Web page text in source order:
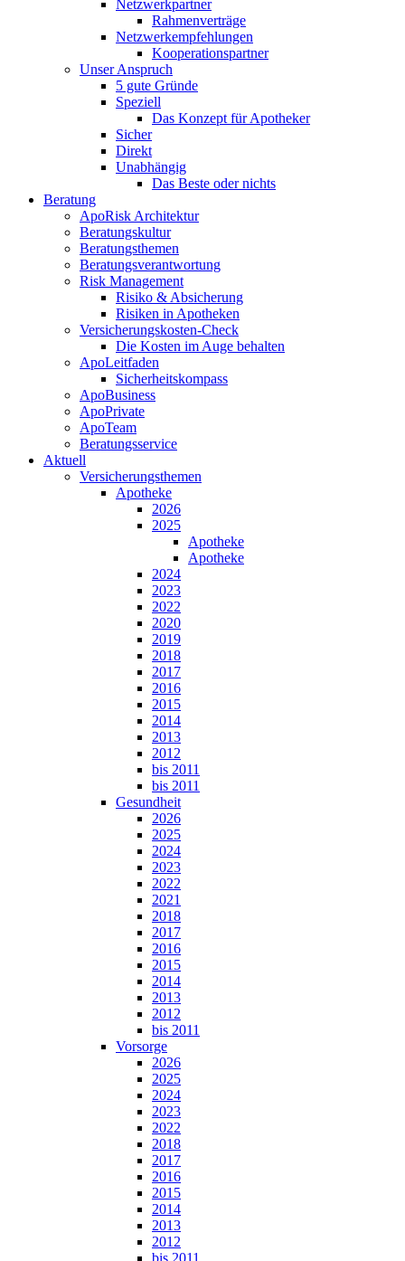
Netzwerkpartner
Rahmenverträge
Netzwerkempfehlungen
Kooperationspartner
Unser Anspruch
5 gute Gründe
Speziell
Das Konzept für Apotheker
Sicher
Direkt
Unabhängig
Das Beste oder nichts
Beratung
ApoRisk Architektur
Beratungskultur
Beratungsthemen
Beratungsverantwortung
Risk Management
Risiko & Absicherung
Risiken in Apotheken
Versicherungskosten-Check
Die Kosten im Auge behalten
ApoLeitfaden
Sicherheitskompass
ApoBusiness
ApoPrivate
ApoTeam
Beratungsservice
Aktuell
Versicherungsthemen
Apotheke
2026
2025
Apotheke
Apotheke
2024
2023
2022
2020
2019
2018
2017
2016
2015
2014
2013
2012
bis 2011
bis 2011
Gesundheit
2026
2025
2024
2023
2022
2021
2018
2017
2016
2015
2014
2013
2012
bis 2011
Vorsorge
2026
2025
2024
2023
2022
2018
2017
2016
2015
2014
2013
2012
bis 2011